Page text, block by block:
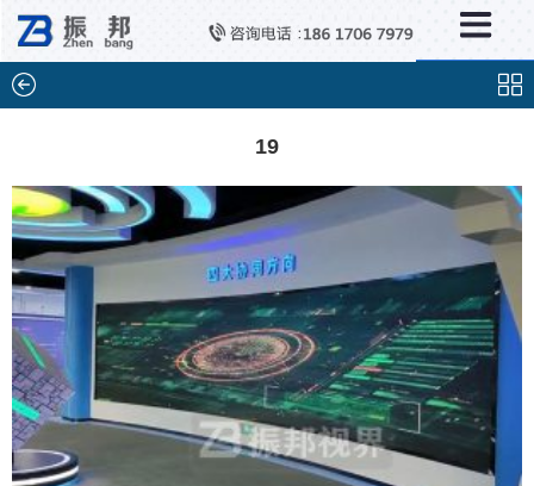
19
分类列表
×
AR/VR互动系统
智能互动系统
特殊显示产品
雷达互动系统
智能中控系统
投影互动系统